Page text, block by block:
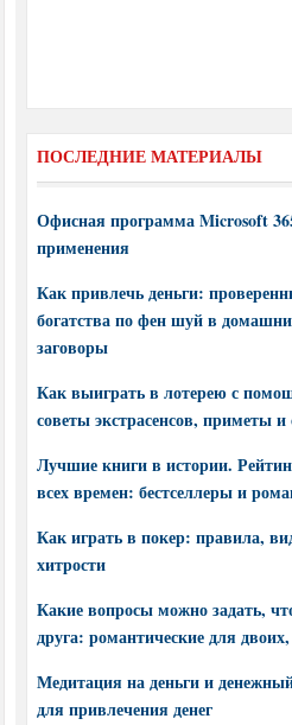
ПОСЛЕДНИЕ МАТЕРИАЛЫ
Офисная программа Microsoft
применения
Как привлечь деньги:
богатства по фен шуй в
заговоры
Как выиграть в лотерею с
советы экстрасенсов, приметы и
Лучшие книги в истории.
всех времен: бестселлеры и
Как играть в покер: правила,
хитрости
Какие вопросы можно задать,
друга: романтические для
Медитация на деньги и
для привлечения денег